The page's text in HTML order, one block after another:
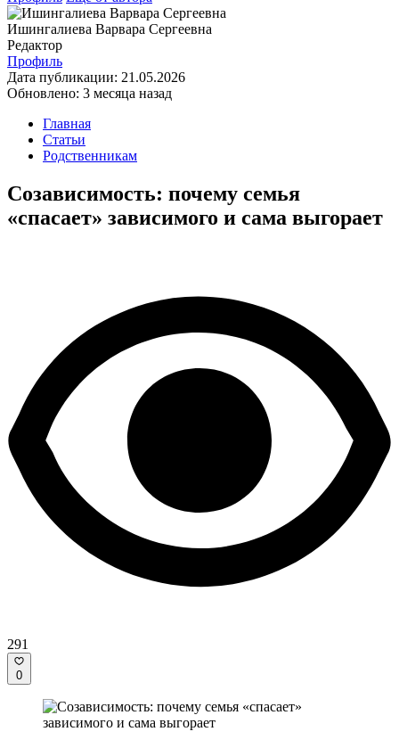
Ишингалиева Варвара Сергеевна
Редактор
Профиль
Дата публикации: 21.05.2026
Обновлено: 3 месяца назад
Главная
Статьи
Родственникам
Созависимость: почему семья
«спасает» зависимого и сама выгорает
291
0